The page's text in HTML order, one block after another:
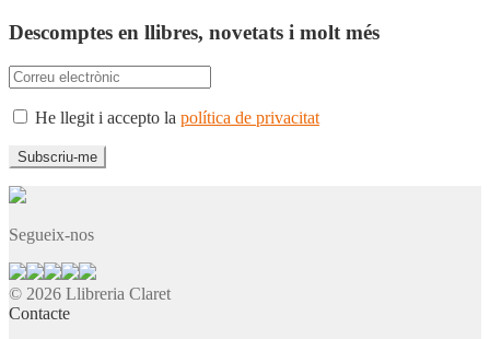
Descomptes en llibres, novetats i molt més
He llegit i accepto la política de privacitat
Segueix-nos
© 2026 Llibreria Claret
Contacte